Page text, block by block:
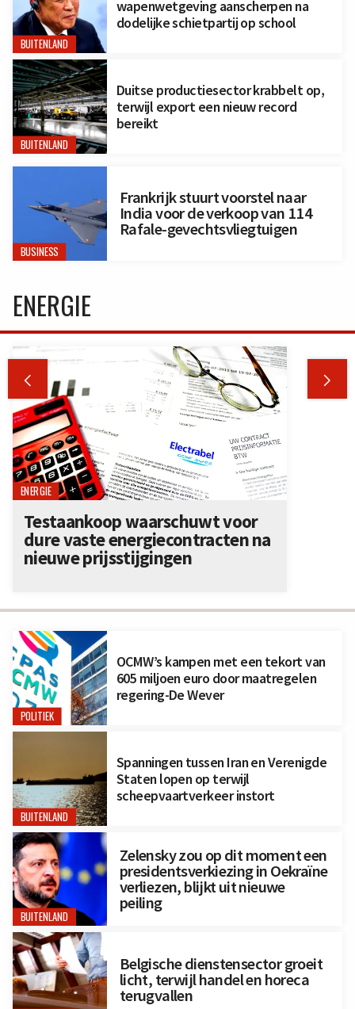
BUITENLAND
wapenwetgeving aanscherpen na
dodelijke schietpartij op school
BUITENLAND
Duitse productiesector krabbelt op,
terwijl export een nieuw record
bereikt
BUSINESS
Frankrijk stuurt voorstel naar
India voor de verkoop van 114
Rafale-gevechtsvliegtuigen
POLITIEK
OCMW’s kampen met een tekort van
605 miljoen euro door maatregelen
regering-De Wever
BUITENLAND
Spanningen tussen Iran en Verenigde
Staten lopen op terwijl
scheepvaartverkeer instort
BUITENLAND
Zelensky zou op dit moment een
presidentsverkiezing in Oekraïne
verliezen, blijkt uit nieuwe
peiling
Belgische dienstensector groeit
licht, terwijl handel en horeca
terugvallen
ENERGIE
 
ENERGIE
Testaankoop waarschuwt voor
dure vaste energiecontracten na
nieuwe prijsstijgingen